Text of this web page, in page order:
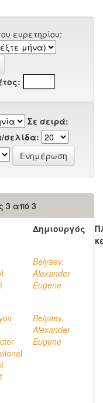
ευρετηρίου:
Σε σειρά:
σελίδα:
3 από 3
Δημιουργός
Belyaev,
Alexander
Eugene
Belyaev,
Alexander
Eugene